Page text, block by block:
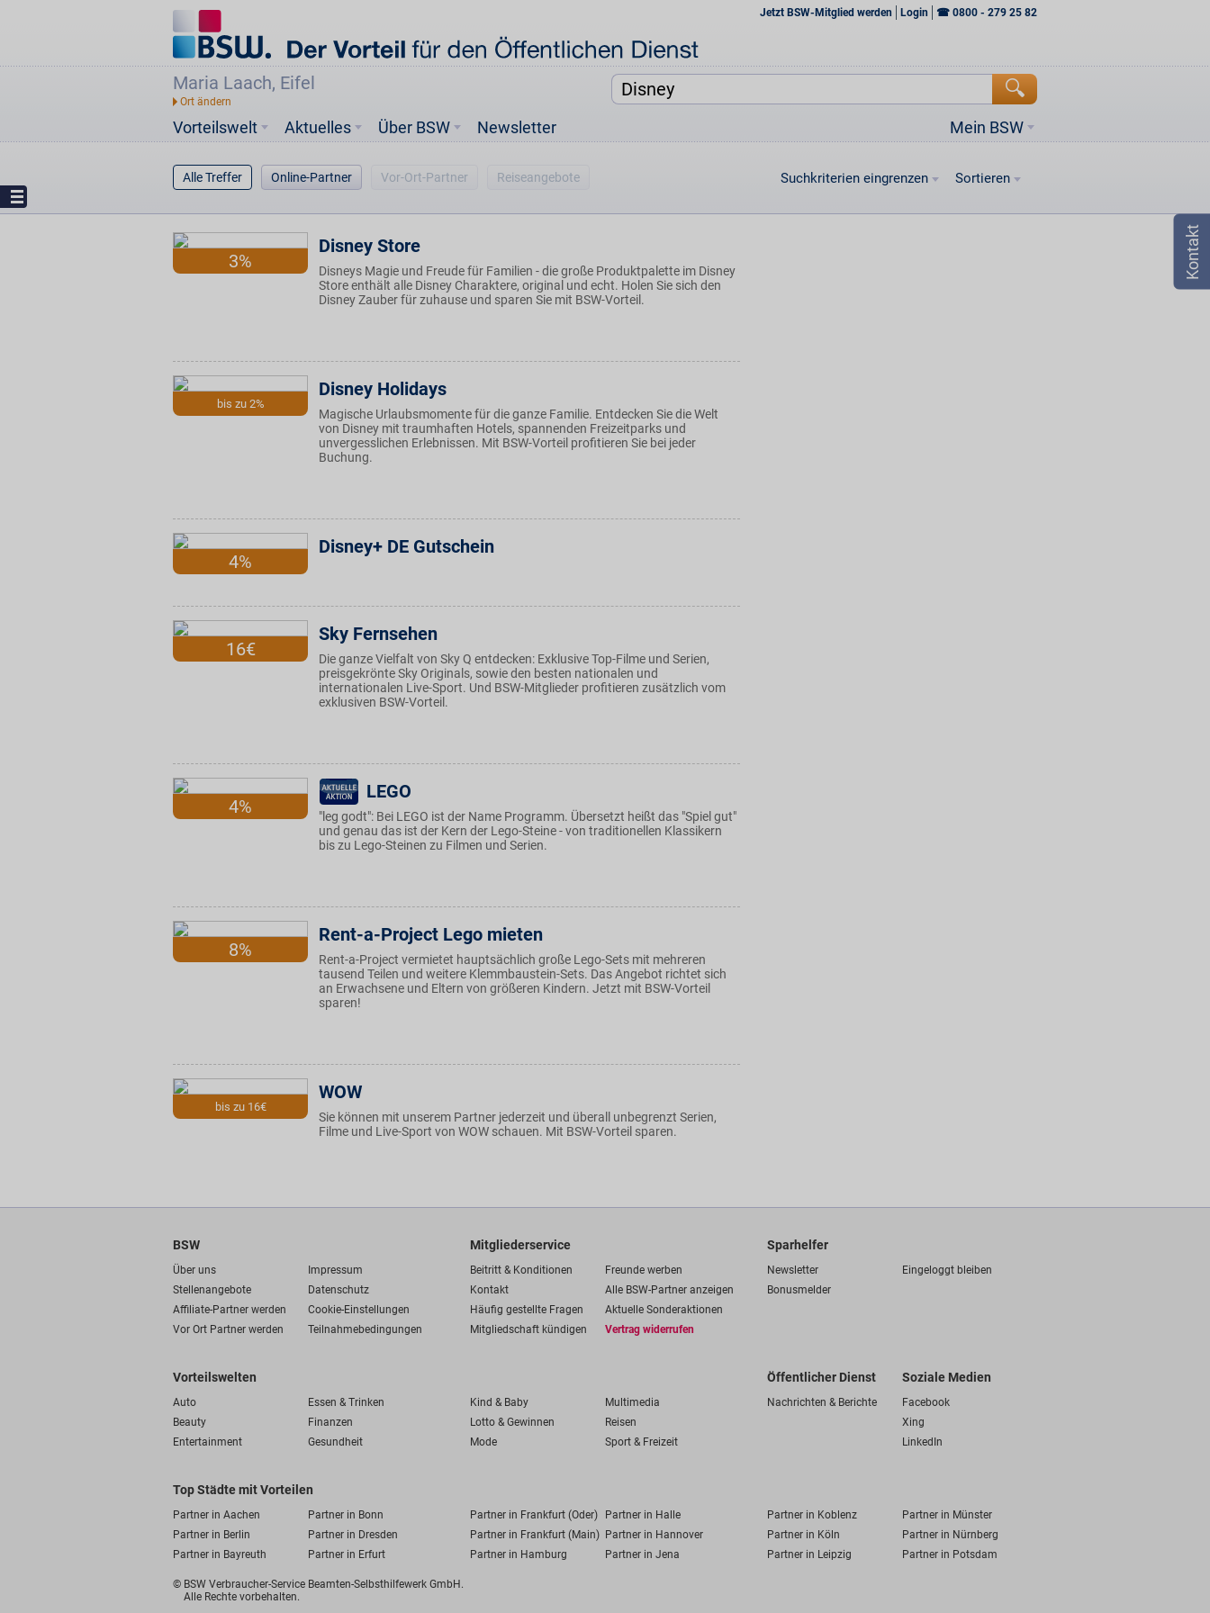
Jetzt BSW-Mitglied werden Login ☎ 0800 - 279 25 82
Maria Laach, Eifel
Vorteilswelt Mein BSW
Aktuelles Über BSW Newsletter
Alle Treffer Online-Partner Vor-Ort-Partner Reiseangebote Suchkriterien eingrenzen Sortieren
3%
Disney Store
Disneys Magie und Freude für Familien - die große Produktpalette im Disney
Store enthält alle Disney Charaktere, original und echt. Holen Sie sich den
Disney Zauber für zuhause und sparen Sie mit BSW-Vorteil.
bis zu 2%
Disney Holidays
Magische Urlaubsmomente für die ganze Familie. Entdecken Sie die Welt
von Disney mit traumhaften Hotels, spannenden Freizeitparks und
unvergesslichen Erlebnissen. Mit BSW-Vorteil profitieren Sie bei jeder
Buchung.
4%
Disney+ DE Gutschein
16€
Sky Fernsehen
Die ganze Vielfalt von Sky Q entdecken: Exklusive Top-Filme und Serien,
preisgekrönte Sky Originals, sowie den besten nationalen und
internationalen Live-Sport. Und BSW-Mitglieder profitieren zusätzlich vom
exklusiven BSW-Vorteil.
4%
LEGO
"leg godt": Bei LEGO ist der Name Programm. Übersetzt heißt das "Spiel gut"
und genau das ist der Kern der Lego-Steine - von traditionellen Klassikern
bis zu Lego-Steinen zu Filmen und Serien.
8%
Rent-a-Project Lego mieten
Rent-a-Project vermietet hauptsächlich große Lego-Sets mit mehreren
tausend Teilen und weitere Klemmbaustein-Sets. Das Angebot richtet sich
an Erwachsene und Eltern von größeren Kindern. Jetzt mit BSW-Vorteil
sparen!
bis zu 16€
WOW
Sie können mit unserem Partner jederzeit und überall unbegrenzt Serien,
Filme und Live-Sport von WOW schauen. Mit BSW-Vorteil sparen.
BSW
Über uns
Impressum
Stellenangebote
Datenschutz
Affiliate-Partner werden
Cookie-Einstellungen
Vor Ort Partner werden
Teilnahmebedingungen
Mitgliederservice
Beitritt & Konditionen
Freunde werben
Kontakt
Alle BSW-Partner anzeigen
Häufig gestellte Fragen
Aktuelle Sonderaktionen
Mitgliedschaft kündigen
Vertrag widerrufen
Sparhelfer
Newsletter
Eingeloggt bleiben
Bonusmelder
Vorteilswelten
Auto Essen & Trinken Kind & Baby
Multimedia
Beauty
Finanzen Lotto & Gewinnen
Reisen
Entertainment
Gesundheit Mode Sport & Freizeit
Öffentlicher Dienst
Nachrichten & Berichte
Soziale Medien
Facebook
Xing
LinkedIn
Top Städte mit Vorteilen
Partner in Aachen Partner in Bonn Partner in Frankfurt (Oder) Partner in Halle Partner in Koblenz
Partner in Münster
Partner in Berlin
Partner in Dresden Partner in Frankfurt (Main) Partner in Hannover Partner in Köln
Partner in Nürnberg
Partner in Bayreuth
Partner in Erfurt Partner in Hamburg Partner in Jena Partner in Leipzig Partner in Potsdam
© BSW Verbraucher-Service Beamten-Selbsthilfewerk GmbH.
Alle Rechte vorbehalten.